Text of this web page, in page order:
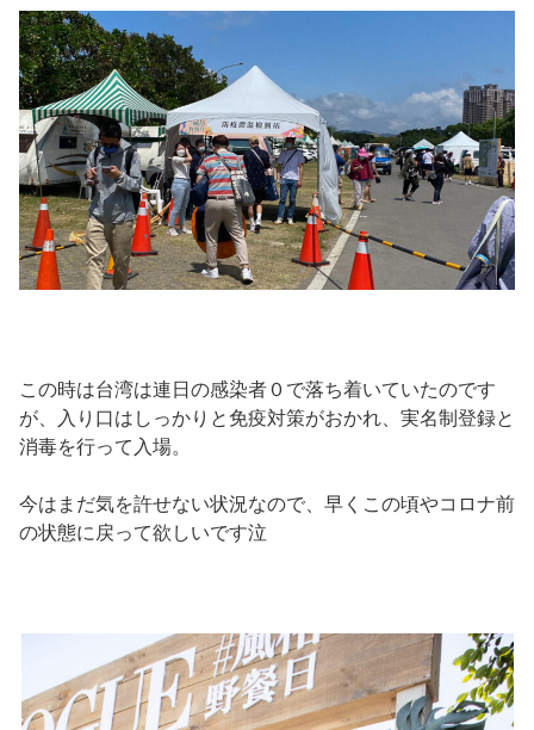
この時は台湾は連日の感染者０で落ち着いていたのです
が、入り口はしっかりと免疫対策がおかれ、実名制登録と
消毒を行って入場。
今はまだ気を許せない状況なので、早くこの頃やコロナ前
の状態に戻って欲しいです泣